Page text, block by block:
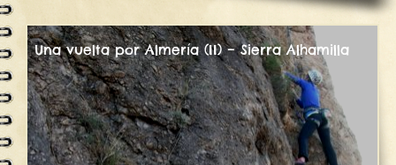
Una vuelta por Almería (II) – Sierra Alhamilla